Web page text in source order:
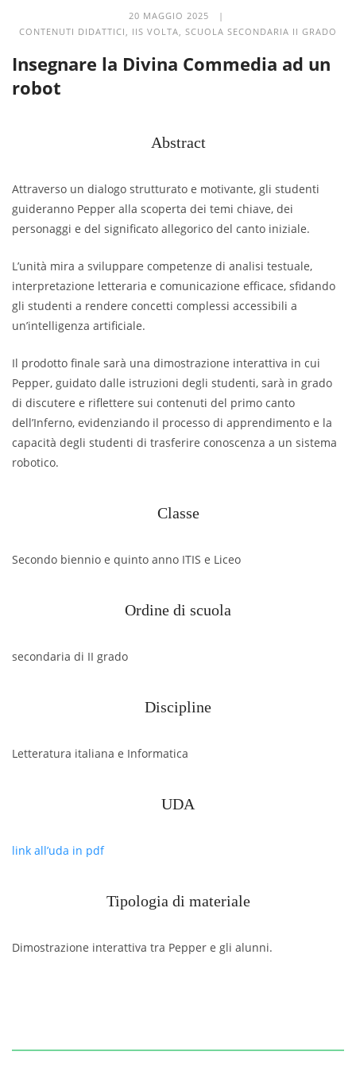
20 MAGGIO 2025 |
CONTENUTI DIDATTICI
IIS VOLTA SCUOLA SECONDARIA II GRADO
Insegnare la Divina Commedia ad un
robot
Abstract
Attraverso un dialogo strutturato e motivante, gli studenti
guideranno Pepper alla scoperta dei temi chiave, dei
personaggi e del significato allegorico del canto iniziale.
L’unità mira a sviluppare competenze di analisi testuale,
interpretazione letteraria e comunicazione efficace, sfidando
gli studenti a rendere concetti complessi accessibili a
un’intelligenza artificiale.
Il prodotto finale sarà una dimostrazione interattiva in cui
Pepper, guidato dalle istruzioni degli studenti, sarà in grado
di discutere e riflettere sui contenuti del primo canto
dell’Inferno, evidenziando il processo di apprendimento e la
capacità degli studenti di trasferire conoscenza a un sistema
robotico.
Classe
Secondo biennio e quinto anno ITIS e Liceo
Ordine di scuola
secondaria di II grado
Discipline
Letteratura italiana e Informatica
UDA
link all’uda in pdf
Tipologia di materiale
Dimostrazione interattiva tra Pepper e gli alunni.